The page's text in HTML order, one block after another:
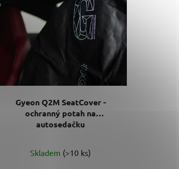
n
u
Gyeon Q2M SeatCover -
ochranný potah na
autosedačku
Skladem (>10 ks)